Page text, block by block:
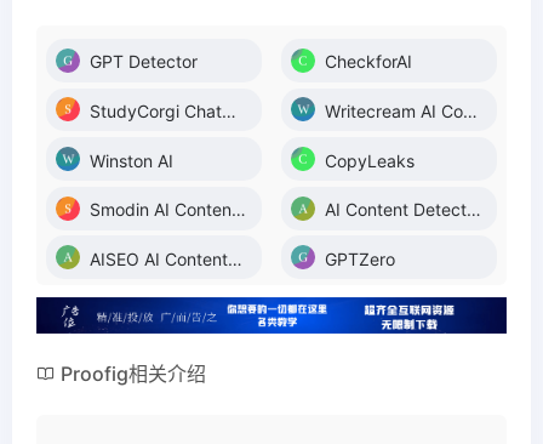
GPT Detector CheckforAI
StudyCorgi ChatGPT Detector Writecream AI Content Detector
Winston AI CopyLeaks
Smodin AI Content Detector AI Content Detector
AISEO AI Content Detector GPTZero
Proofig相关介绍